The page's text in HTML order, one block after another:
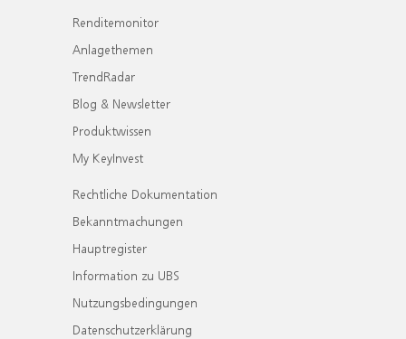
Renditemonitor
Anlagethemen
TrendRadar
Blog & Newsletter
Produktwissen
My KeyInvest
Rechtliche Dokumentation
Bekanntmachungen
Hauptregister
Information zu UBS
Nutzungsbedingungen
Datenschutzerklärung